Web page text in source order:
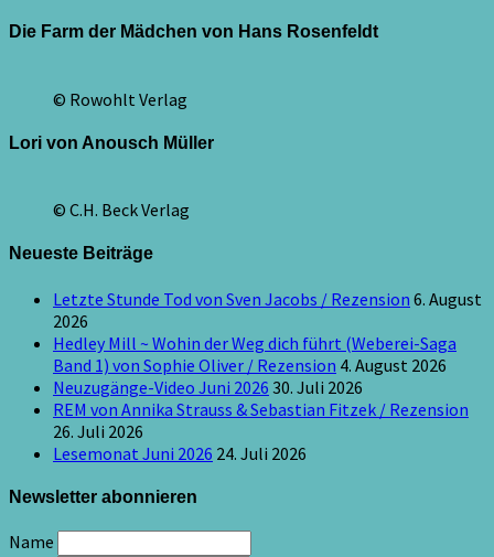
Die Farm der Mädchen von Hans Rosenfeldt
© Rowohlt Verlag
Lori von Anousch Müller
© C.H. Beck Verlag
Neueste Beiträge
Letzte Stunde Tod von Sven Jacobs / Rezension 6. August
2026
Hedley Mill ~ Wohin der Weg dich führt (Weberei-Saga
Band 1) von Sophie Oliver / Rezension 4. August 2026
Neuzugänge-Video Juni 2026 30. Juli 2026
REM von Annika Strauss & Sebastian Fitzek / Rezension
26. Juli 2026
Lesemonat Juni 2026 24. Juli 2026
Newsletter abonnieren
Name